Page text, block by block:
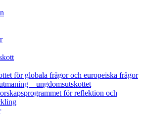
för globala frågor och europeiska frågor
– ungdomsutskottet
för reflektion och